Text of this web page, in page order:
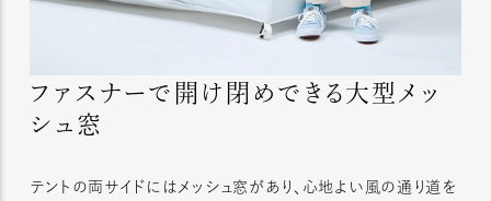
ファスナーで開け閉めできる大型メッ
シュ窓
テントの両サイドにはメッシュ窓があり、心地よい風の通り道を